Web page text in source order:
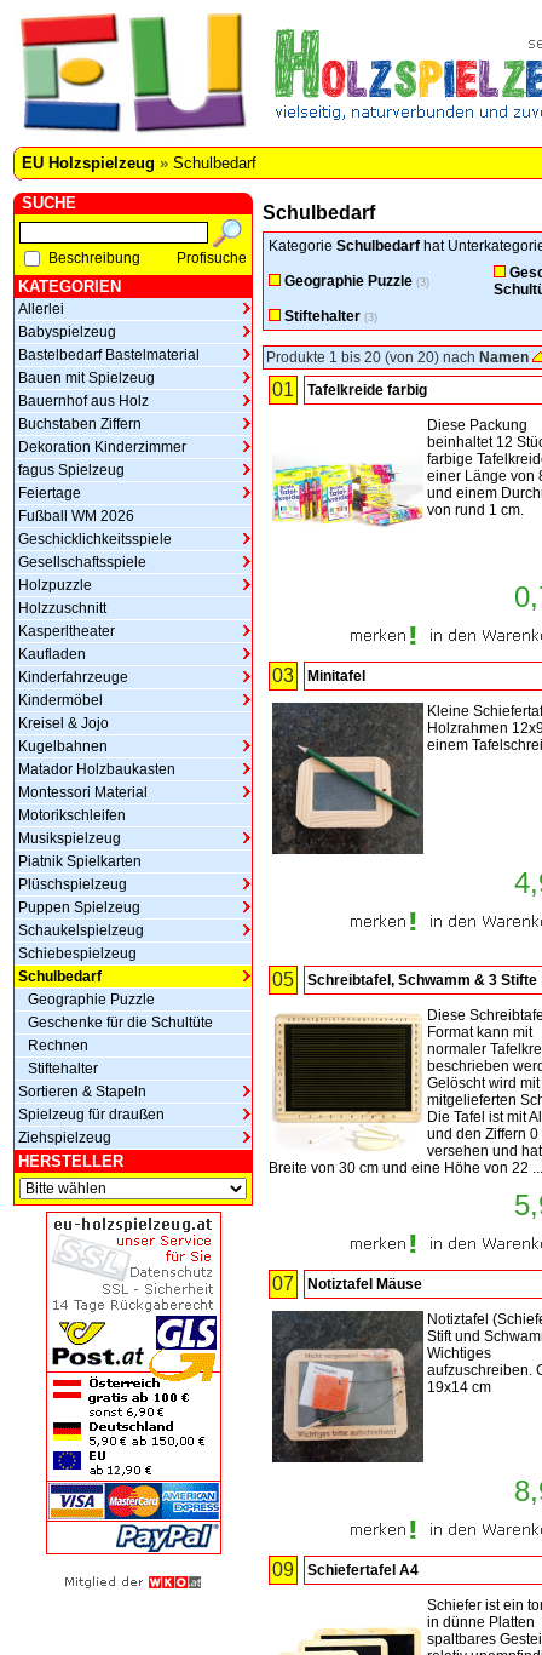
EU Holzspielzeug » Schulbedarf
SUCHE
Beschreibung Profisuche
KATEGORIEN
Allerlei
Babyspielzeug
Bastelbedarf Bastelmaterial
Bauen mit Spielzeug
Bauernhof aus Holz
Buchstaben Ziffern
Dekoration Kinderzimmer
fagus Spielzeug
Feiertage
Fußball WM 2026
Geschicklichkeitsspiele
Gesellschaftsspiele
Holzpuzzle
Holzzuschnitt
Kasperltheater
Kaufladen
Kinderfahrzeuge
Kindermöbel
Kreisel & Jojo
Kugelbahnen
Matador Holzbaukasten
Montessori Material
Motorikschleifen
Musikspielzeug
Piatnik Spielkarten
Plüschspielzeug
Puppen Spielzeug
Schaukelspielzeug
Schiebespielzeug
Schulbedarf
Geographie Puzzle
Geschenke für die Schultüte
Rechnen
Stiftehalter
Sortieren & Stapeln
Spielzeug für draußen
Ziehspielzeug
HERSTELLER
Schulbedarf
Kategorie Schulbedarf hat
Geographie Puzzle (3)
Stiftehalter (3)
Produkte 1 bis 20 (von 20) nach Namen
01 Tafelkreide farbig
Diese Packung
beinhaltet 12
farbige
einer Länge von
und einem
von rund 1 cm.
03 Minitafel
Kleine
Holzrahmen
einem
05 Schreibtafel, Schwamm & 3 Stifte
Diese
Format kann mit
normaler
beschrieben
Gelöscht wird
mitgelieferten
Die Tafel ist mit
und den Ziffern 0
versehen und
Breite von 30 cm und eine Höhe von 22
07 Notiztafel Mäuse
Notiztafel
Stift und
Wichtiges
aufzuschreiben.
19x14 cm
09 Schiefertafel A4
Schiefer ist ein
in dünne Platten
spaltbares